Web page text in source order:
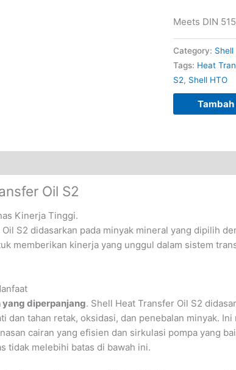
Meets DIN
Category:
Tags: Heat
S2, Shell HTO
Tambah
Oil S2
Kinerja Tinggi.
S2 didasarkan pada minyak mineral yang dipilih
memberikan kinerja yang unggul dalam sistem
diperpanjang. Shell Heat Transfer Oil S2
dan tahan retak, oksidasi, dan penebalan minyak.
cairan yang efisien dan sirkulasi pompa yang
tidak melebihi batas di bawah ini.